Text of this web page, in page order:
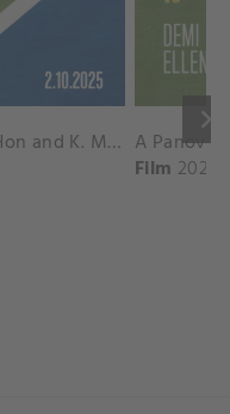
keyboard_arrow_right
A. Krunic and A. Danilina vs. P. Hon and K. Muchova Match Highlights - BEIJING_Capital Group Diamond ( October 02, 2025)
Film 2026